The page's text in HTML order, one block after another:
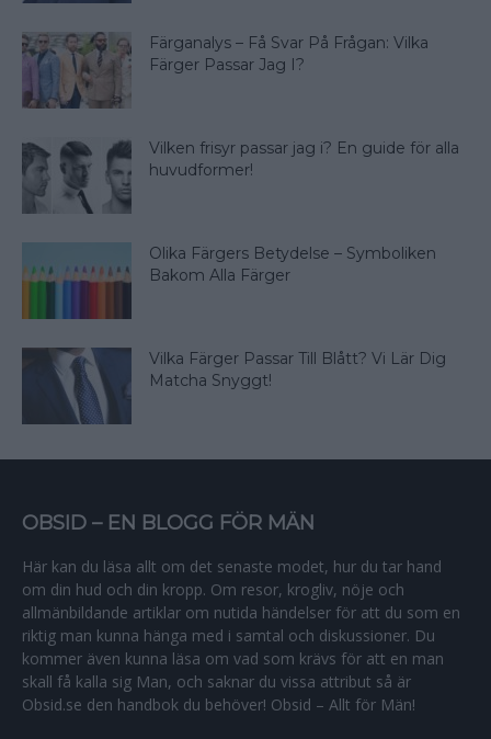
Färganalys – Få Svar På Frågan: Vilka
Färger Passar Jag I?
Vilken frisyr passar jag i? En guide för alla
huvudformer!
Olika Färgers Betydelse – Symboliken
Bakom Alla Färger
Vilka Färger Passar Till Blått? Vi Lär Dig
Matcha Snyggt!
OBSID – EN BLOGG FÖR MÄN
Här kan du läsa allt om det senaste modet, hur du tar hand
om din hud och din kropp. Om resor, krogliv, nöje och
allmänbildande artiklar om nutida händelser för att du som en
riktig man kunna hänga med i samtal och diskussioner. Du
kommer även kunna läsa om vad som krävs för att en man
skall få kalla sig Man, och saknar du vissa attribut så är
Obsid.se den handbok du behöver! Obsid – Allt för Män!